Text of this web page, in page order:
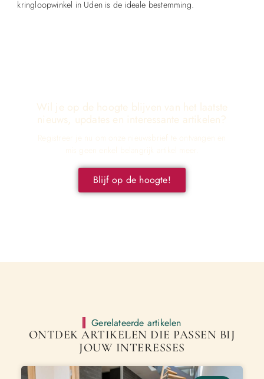
kringloopwinkel in Uden is de ideale bestemming.
Wil je op de hoogte blijven van het laatste
nieuws, updates en interessante artikelen?
Registreer je nu om onze nieuwsbrief te ontvangen en
mis geen enkel belangrijk artikel meer.
Blijf op de hoogte!
Gerelateerde artikelen
ONTDEK ARTIKELEN DIE PASSEN BIJ
JOUW INTERESSES